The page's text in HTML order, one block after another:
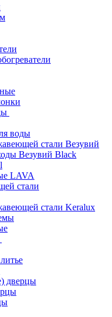
воды
стали Везувий
Везувий Black
LAVA
стали
стали Keralux
дверцы